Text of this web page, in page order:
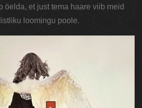
öelda, et just tema haare viib meid
loomingu poole.